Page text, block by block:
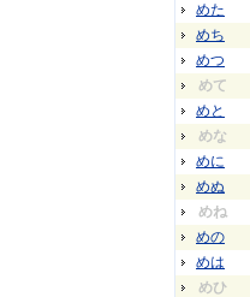
めた
めち
めつ
めて
めと
めな
めに
めぬ
めね
めの
めは
めひ